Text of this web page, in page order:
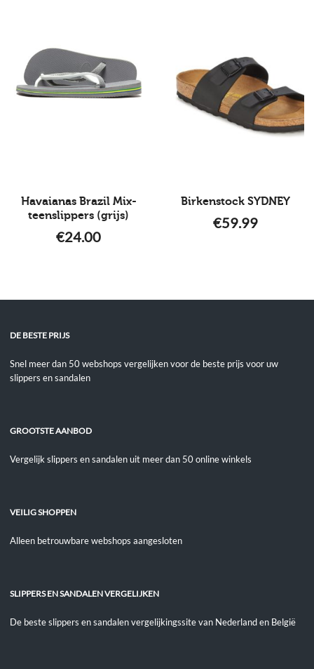
Havaianas Brazil Mix-
teenslippers (grijs)
€24.00
Birkenstock SYDNEY
€59.99
DE BESTE PRIJS
Snel meer dan 50 webshops vergelijken voor de beste prijs voor uw
slippers en sandalen
GROOTSTE AANBOD
Vergelijk slippers en sandalen uit meer dan 50 online winkels
VEILIG SHOPPEN
Alleen betrouwbare webshops aangesloten
SLIPPERS EN SANDALEN VERGELIJKEN
De beste slippers en sandalen vergelijkingssite van Nederland en België